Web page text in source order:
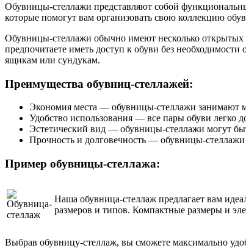
Обувницы-стеллажи представляют собой
которые помогут вам организовать свою коллекцию
Обувницы-стеллажи обычно имеют несколько открытых
предпочитаете иметь доступ к обуви без
ящикам или сундукам.
Преимущества обувниц-стеллажей:
Экономия места — обувницы-стеллажи занимают
Удобство использования — все пары обуви легко
Эстетический вид — обувницы-стеллажи могут
Прочность и долговечность — обувницы-стеллажи
Пример обувницы-стеллажа:
Наша обувница-стеллаж предлагает вам
размеров и типов. Компактные размеры и
Выбрав обувницу-стеллаж, вы сможете максимально